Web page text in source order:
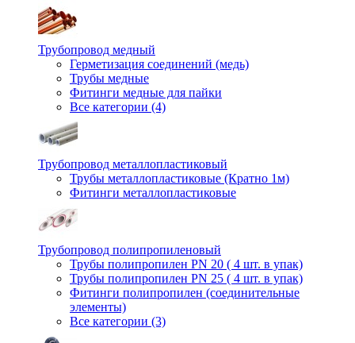
Трубопровод медный
Герметизация соединений (медь)
Трубы медные
Фитинги медные для пайки
Все категории (4)
Трубопровод металлопластиковый
Трубы металлопластиковые (Кратно 1м)
Фитинги металлопластиковые
Трубопровод полипропиленовый
Трубы полипропилен PN 20 ( 4 шт. в упак)
Трубы полипропилен PN 25 ( 4 шт. в упак)
Фитинги полипропилен (cоединительные
элементы)
Все категории (3)